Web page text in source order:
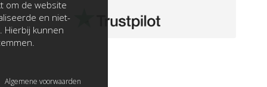
om de website
en niet-
Hierbij kunnen
Algemene voorwaarden